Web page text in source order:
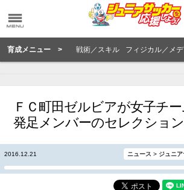
育成メニュー > 戦術／スキル フィジカル／メ
ＦＣ町田ゼルビアが女子チ
発足メンバーのセレクショ
2016.12.21 ニュース > ジュニ